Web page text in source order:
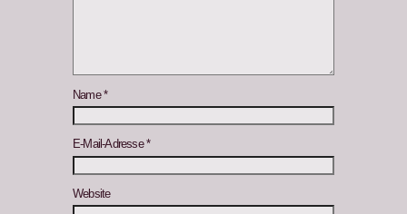
Name*
E-Mail-Adresse*
Website